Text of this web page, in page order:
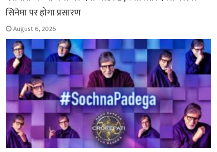
सिनेमा पर होगा प्रसारण
August 6, 2026